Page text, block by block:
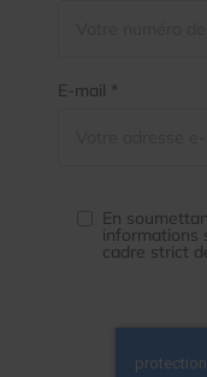
E-mail *
En
informations
cadre strict